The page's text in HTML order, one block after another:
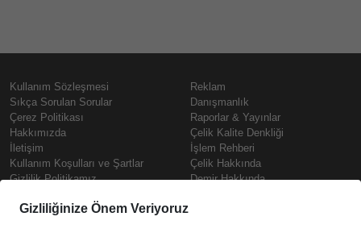
Kullanım Sözleşmesi
Sıkça Sorulan Sorular
Çerez Politikası
Hakkımızda
İletişim
Kullanım Koşulları ve Şartlar
Gizlilik Politikamız
Prime
Reklam
Danışmanlık
Raporlar & Yayınlar
Çelik Kalite Denkliği
İşlem Rehberi
Çelik Hakkında
Demir Hakkında